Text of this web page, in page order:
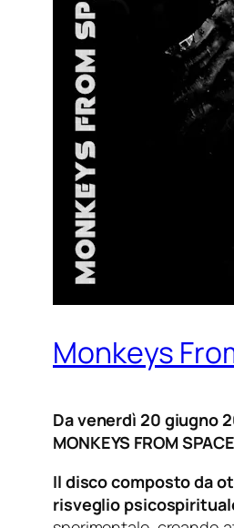
Monkeys
Da venerdì 20 giugno
MONKEYS FROM
Il disco composto da
risveglio